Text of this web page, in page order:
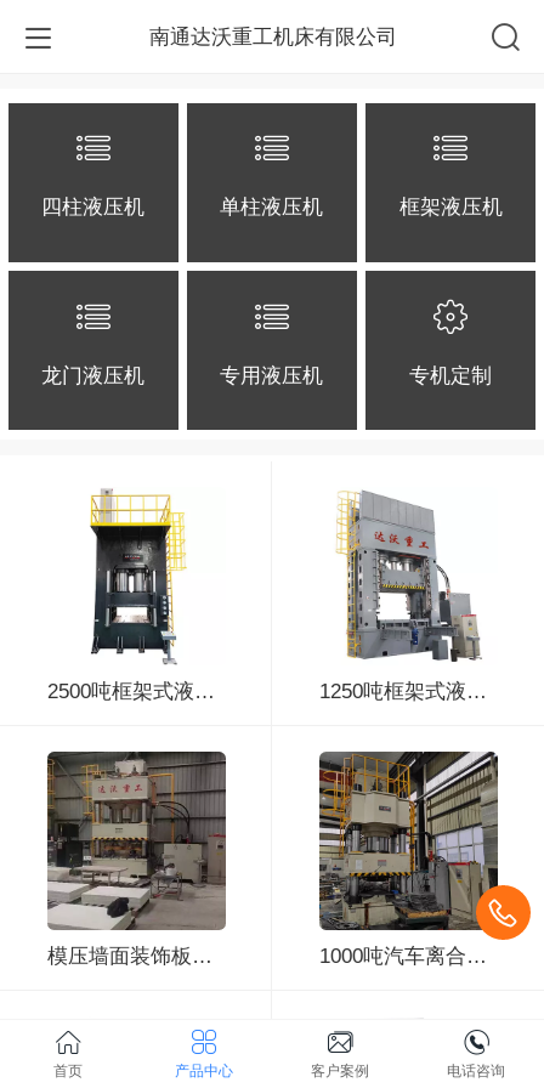
南通达沃重工机床有限公司
四柱液压机 单柱液压机 框架液压机
龙门液压机 专用液压机 专机定制
2500吨框架式液压机 1250吨框架式液压机
模压墙面装饰板成型液压机_630吨伺服四柱液压机 1000吨汽车离合器片冲压液压机
首页 产品中心 客户案例 电话咨询